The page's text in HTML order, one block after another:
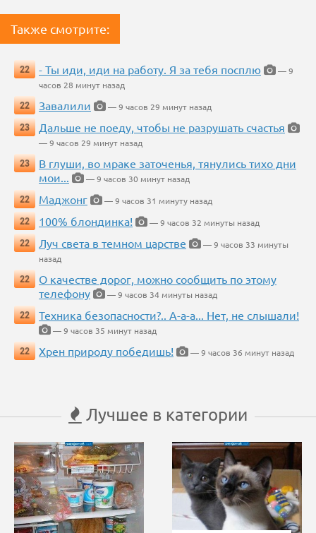
Также смотрите:
22 - Ты иди, иди на работу. Я за тебя посплю
— 9
часов 28 минут назад
22
Завалили
— 9 часов 29 минут назад
23
Дальше не поеду, чтобы не разрушать счастья
— 9 часов 29 минут назад
23
В глуши, во мраке заточенья, тянулись тихо дни
мои...
— 9 часов 30 минут назад
22
Маджонг
— 9 часов 31 минуту назад
22
100% блондинка!
— 9 часов 32 минуты назад
22
Луч света в темном царстве
— 9 часов 33 минуты
назад
22
О качестве дорог, можно сообщить по этому
телефону
— 9 часов 34 минуты назад
22
Техника безопасности?.. А-а-а... Нет, не слышали!
— 9 часов 35 минут назад
22
Хрен природу победишь! — 9 часов 36 минут назад
Лучшее в категории